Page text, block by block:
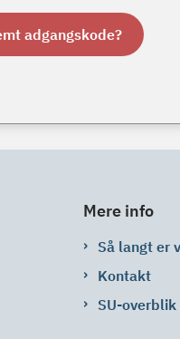
adgangskode?
Mere info
Så langt er
Kontakt
SU-overblik